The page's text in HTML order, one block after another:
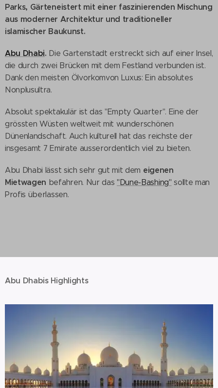
Parks, Gärteneistert mit einer faszinierenden Mischung
aus moderner Architektur und traditioneller
islamischer Baukunst.
Abu Dhabi. Die Gartenstadt erstreckt sich auf einer Insel,
die durch zwei Brücken mit dem Festland verbunden ist.
Dank den meisten Ölvorkomvon Luxus: Ein absolutes
Nonplusultra.
Absolut spektakulär ist das "Empty Quarter". Eine der
grössten Wüsten weltweit mit wunderschönen
Dünenlandschaft. Auch kulturell hat das reichste der
insgesamt 7 Emirate ausserordentlich viel zu bieten.
Abu Dhabi lässt sich sehr gut mit dem eigenen
Mietwagen befahren. Nur das"Dune-Bashing" sollte man
Profis überlassen.
Abu Dhabis Highlights